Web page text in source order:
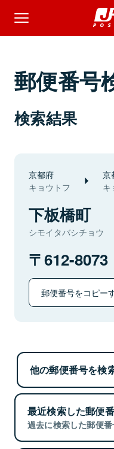
郵便番号
検索結果
京都府
キョウトフ
京
キ
下板橋町
シモイタバシチョウ
612-8073
郵便番号をコピー
他の郵便番号を検
最近検索した郵便
過去に検索した郵便番